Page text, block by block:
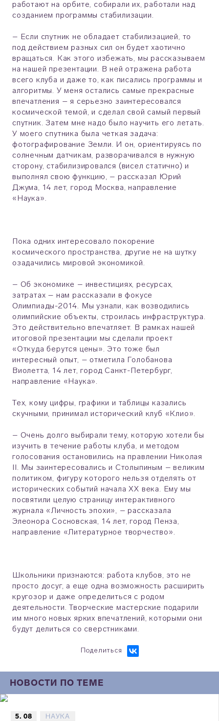
работают на орбите, собирали их, работали над
созданием программы стабилизации.
– Если спутник не обладает стабилизацией, то
под действием разных сил он будет хаотично
вращаться. Как этого избежать, мы рассказываем
на нашей презентации. В ней отражена работа
всего клуба и даже то, как писались программы и
алгоритмы. У меня остались самые прекрасные
впечатления – я серьезно заинтересовался
космической темой, и сделал свой самый первый
спутник. Затем мне надо было научить его летать.
У моего спутника была четкая задача:
фотографирование Земли. И он, ориентируясь по
солнечным датчикам, разворачивался в нужную
сторону, стабилизировался (висел статично) и
выполнял свою функцию, – рассказал Юрий
Джума, 14 лет, город Москва, направление
«Наука».
Пока одних интересовало покорение
космического пространства, другие не на шутку
озадачились мировой экономикой.
– Об экономике – инвестициях, ресурсах,
затратах – нам рассказали в фокусе
Олимпиады-2014. Мы узнали, как возводились
олимпийские объекты, строилась инфраструктура.
Это действительно впечатляет. В рамках нашей
итоговой презентации мы сделали проект
«Откуда берутся цены». Это тоже был
интересный опыт, – отметила Голобанова
Виолетта, 14 лет, город Санкт-Петербург,
направление «Наука».
Тех, кому цифры, графики и таблицы казались
скучными, принимал исторический клуб «Клио».
– Очень долго выбирали тему, которую хотели бы
изучить в течение работы клуба, и методом
голосования остановились на правлении Николая
II. Мы заинтересовались и Столыпиным – великим
политиком, фигуру которого нельзя отделять от
исторических событий начала ХХ века. Ему мы
посвятили целую страницу интерактивного
журнала «Личность эпохи», – рассказала
Элеонора Сосновская, 14 лет, город Пенза,
направление «Литературное творчество».
Школьники признаются: работа клубов, это не
просто досуг, а еще одна возможность расширить
кругозор и даже определиться с родом
деятельности. Творческие мастерские подарили
им много новых ярких впечатлений, которыми они
будут делиться со сверстниками.
Поделиться
НОВОСТИ ПО ТЕМЕ
5. 08 НАУКА